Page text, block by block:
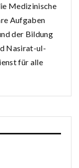
Medizinische
Aufgaben
der Bildung
Nasirat-ul-
für alle